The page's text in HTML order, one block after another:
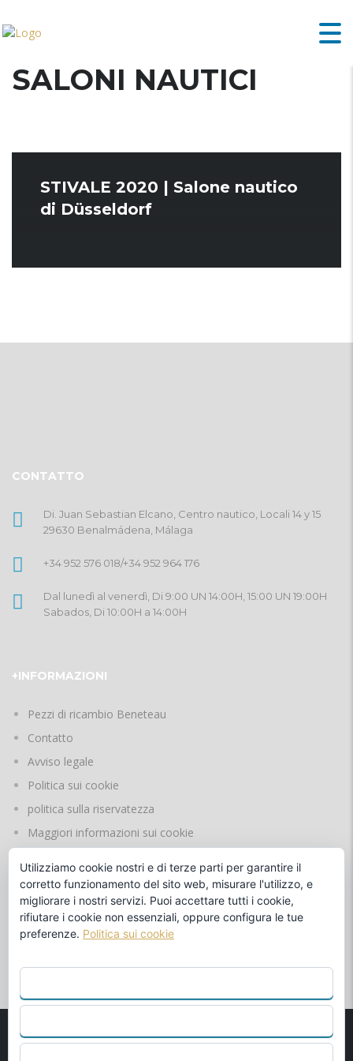
SALONI NAUTICI
STIVALE 2020 | Salone nautico
di Düsseldorf
CONTATTO
Di. Juan Sebastian Elcano, Centro nautico, Locali 14 y 15
29630 Benalmádena, Málaga
+34 952 576 018/+34 952 964 176
Dal lunedì al venerdì, Di 9:00 UN 14:00H, 15:00 UN 19:00H
Sabados, Di 10:00H a 14:00H
+INFORMAZIONI
Pezzi di ricambio Beneteau
Contatto
Avviso legale
Politica sui cookie
politica sulla riservatezza
Maggiori informazioni sui cookie
LINGUE
di
Utilizziamo cookie nostri e di terze parti per garantire il
corretto funzionamento del sito web, misurare l'utilizzo, e
migliorare i nostri servizi. Puoi accettare tutti i cookie,
rifiutare i cookie non essenziali, oppure configura le tue
preferenze. Politica sui cookie